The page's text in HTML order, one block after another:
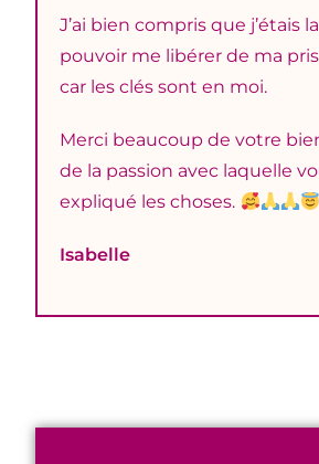
J’ai bien compris que j’étais
pouvoir me libérer de ma
car les clés sont en moi.
Merci beaucoup de votre
de la passion avec laquelle
expliqué les choses.
Isabelle